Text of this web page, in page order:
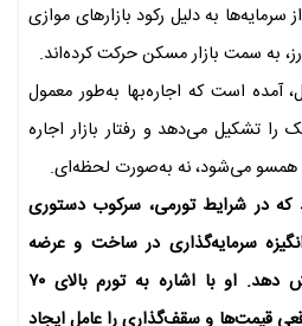
به دلیل رکود بازارهای موازی
به سمت بازار مسکن حرکت کرده‌اند.
آمده است که اجاره‌بها به‌طور معمول
ملک را تشکیل می‌دهد و رفتار بازار اجاره
همسو می‌شود، نه به‌صورت لحظه‌ای.
در شرایط تورمی، سرکوب دستوری
سرمایه‌گذاری در ساخت و عرضه
واحدهای استیجاری را کاهش دهد. او با اشاره به تورم بالای ۷۰
قیمت‌ها و سقف‌گذاری را عامل ایجاد